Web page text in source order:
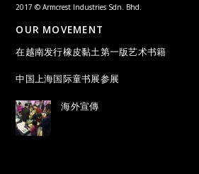
2017 © Armcrest Industries Sdn. Bhd.
OUR MOVEMENT
在越南发行橡皮黏土第一版艺术书籍
中国上海国际童书展参展
海外宣傳